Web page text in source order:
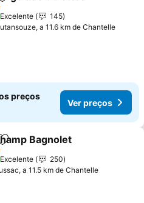
Adicionar aos favoritos
Excelente
145
a 11.6 km de Chantelle
preços
Ver preços
Adicionar aos favoritos
Bagnolet
Excelente
250
a 11.5 km de Chantelle